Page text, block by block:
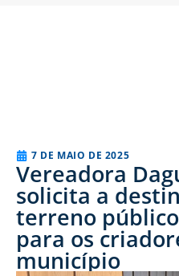
7 DE MAIO DE 2025
Vereadora
solicita a
terreno
para os
município